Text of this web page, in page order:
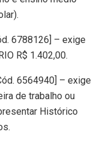
6788126] – exige
R$ 1.402,00.
6564940] – exige
de trabalho ou
Histórico